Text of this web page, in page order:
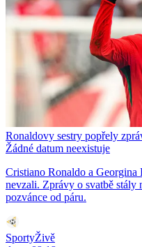
Ronaldovy sestry popřely
Žádné datum neexistuje
Cristiano Ronaldo a Georgina
nevzali. Zprávy o svatbě stály
pozvánce od páru.
SportyŽivě